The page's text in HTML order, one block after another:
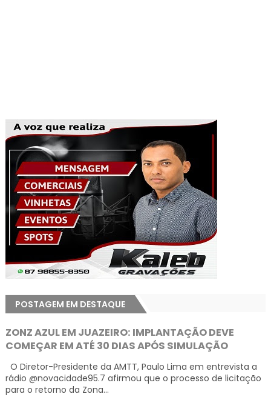
POSTAGEM EM DESTAQUE
ZONZ AZUL EM JUAZEIRO: IMPLANTAÇÃO DEVE
COMEÇAR EM ATÉ 30 DIAS APÓS SIMULAÇÃO
O Diretor-Presidente da AMTT, Paulo Lima em entrevista a
rádio @novacidade95.7 afirmou que o processo de licitação
para o retorno da Zona...